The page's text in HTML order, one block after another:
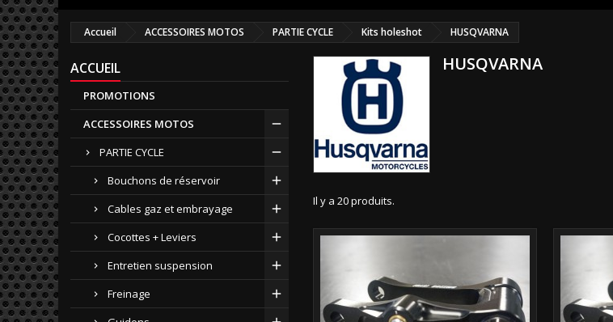
Accueil ACCESSOIRES MOTOS PARTIE CYCLE Kits holeshot HUSQVARNA
ACCUEIL
PROMOTIONS
ACCESSOIRES MOTOS
PARTIE CYCLE
Bouchons de réservoir
Cables gaz et embrayage
Cocottes + Leviers
Entretien suspension
Freinage
HUSQVARNA
Il y a 20 produits.